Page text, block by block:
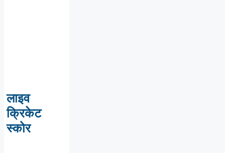
लाइव
क्रिकेट
स्कोर